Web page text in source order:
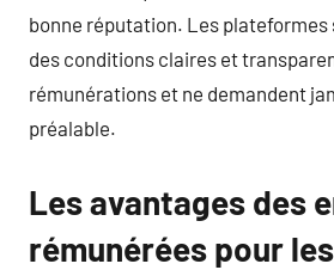
bonne réputation. Les
des conditions claires et
rémunérations et ne demandent
préalable.
Les avantages des
rémunérées pour les